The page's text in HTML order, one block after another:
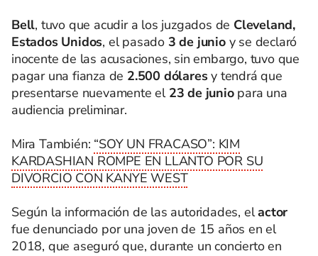
Bell, tuvo que acudir a los juzgados de Cleveland,
Estados Unidos, el pasado 3 de junioy se declaró
inocente de las acusaciones, sin embargo, tuvo que
pagar una fianza de 2.500 dólaresy tendrá que
presentarse nuevamente el 23 de juniopara una
audiencia preliminar.
Mira También: “SOY UN FRACASO”: KIM
KARDASHIAN ROMPE EN LLANTO POR SU
DIVORCIO CON KANYE WEST
Según la información de las autoridades, elactor
fue denunciado por una joven de 15 años en el
2018, que aseguró que, durante un concierto en